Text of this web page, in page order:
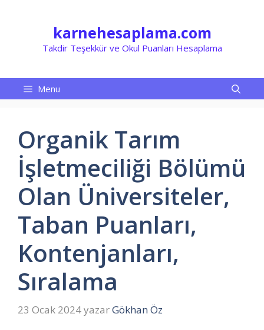
karnehesaplama.com
Takdir Teşekkür ve Okul Puanları Hesaplama
Menu
Organik Tarım
İşletmeciliği Bölümü
Olan Üniversiteler,
Taban Puanları,
Kontenjanları,
Sıralama
23 Ocak 2024yazarGökhan Öz